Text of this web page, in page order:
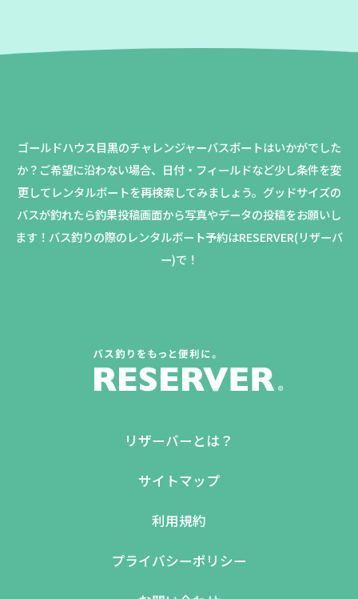
ゴールドハウス目黒のチャレンジャーバスボートはいかがでした
か？ ご希望に沿わない場合、日付・フィールドなど少し条件を変
更してレンタルボートを再検索してみましょう。 グッドサイズの
バスが釣れたら釣果投稿画面から写真やデータの投稿をお願いし
ます！バス釣りの際のレンタルボート予約はRESERVER(リザーバ
ー)で！
リザーバーとは？
サイトマップ
利用規約
プライバシーポリシー